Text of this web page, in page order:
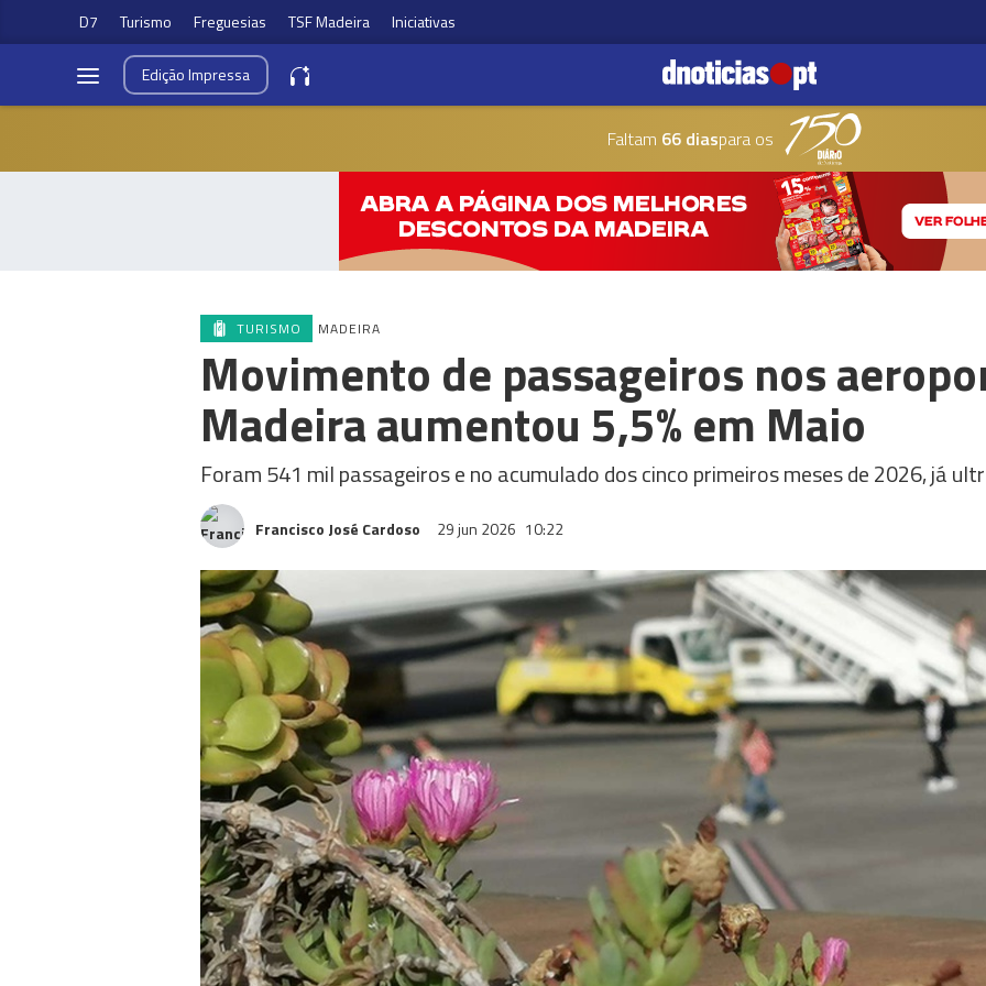
D7 Turismo Freguesias TSF Madeira Iniciativas
EdiçãoImpressa
Faltam 66 diaspara os
TURISMO MADEIRA
Movimento de passageiros nos
Madeira aumentou 5,5% em Maio
Foram 541 mil passageiros e no acumulado dos cinco primeiros meses de 2026, já
Francisco José Cardoso 29 jun 2026 10:22